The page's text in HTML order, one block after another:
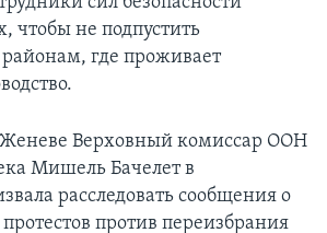
чтобы не подпустить
где проживает
Верховный комиссар ООН
Мишель Бачелет в
расследовать сообщения о
против переизбрания